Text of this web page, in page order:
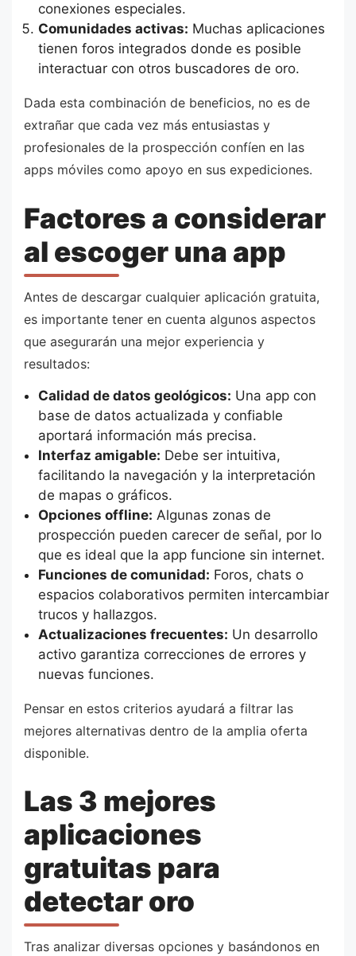
conexiones especiales.
Comunidades activas: Muchas aplicaciones
tienen foros integrados donde es posible
interactuar con otros buscadores de oro.
Dada esta combinación de beneficios, no es de
extrañar que cada vez más entusiastas y
profesionales de la prospección confíen en las
apps móviles como apoyo en sus expediciones.
Factores a considerar
al escoger una app
Antes de descargar cualquier aplicación gratuita,
es importante tener en cuenta algunos aspectos
que asegurarán una mejor experiencia y
resultados:
Calidad de datos geológicos: Una app con
base de datos actualizada y confiable
aportará información más precisa.
Interfaz amigable: Debe ser intuitiva,
facilitando la navegación y la interpretación
de mapas o gráficos.
Opciones offline: Algunas zonas de
prospección pueden carecer de señal, por lo
que es ideal que la app funcione sin internet.
Funciones de comunidad: Foros, chats o
espacios colaborativos permiten intercambiar
trucos y hallazgos.
Actualizaciones frecuentes: Un desarrollo
activo garantiza correcciones de errores y
nuevas funciones.
Pensar en estos criterios ayudará a filtrar las
mejores alternativas dentro de la amplia oferta
disponible.
Las 3 mejores
aplicaciones
gratuitas para
detectar oro
Tras analizar diversas opciones y basándonos en